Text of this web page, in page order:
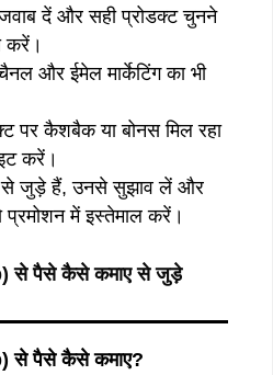
दें और सही प्रोडक्ट चुनने
करें।
और ईमेल मार्केटिंग का भी
पर कैशबैक या बोनस मिल रहा
करें।
से जुड़े हैं, उनसे सुझाव लें और
में इस्तेमाल करें।
से पैसे कैसे कमाए से जुड़े
से पैसे कैसे कमाए?